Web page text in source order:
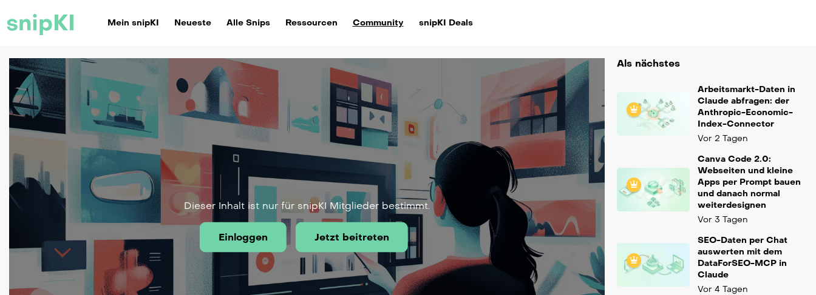
snipKI Mein snipKI Neueste Alle Snips Ressourcen Community snipKI Deals
Dieser Inhalt ist nur für snipKI Mitglieder bestimmt.
Einloggen Jetzt beitreten
Als nächstes
Arbeitsmarkt-Daten in
Claude abfragen: der
Anthropic-Economic-
Index-Connector
Vor 2 Tagen
Canva Code 2.0:
Webseiten und kleine
Apps per Prompt bauen
und danach normal
weiterdesignen
Vor 3 Tagen
SEO-Daten per Chat
auswerten mit dem
DataForSEO-MCP in
Claude
Vor 4 Tagen